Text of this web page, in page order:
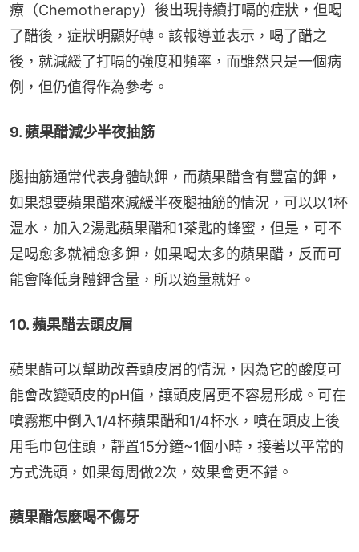
療（Chemotherapy）後出現持續打嗝的症狀，但喝
了醋後，症狀明顯好轉。該報導並表示，喝了醋之
後，就減緩了打嗝的強度和頻率，而雖然只是一個病
例，但仍值得作為參考。
9. 蘋果醋減少半夜抽筋
腿抽筋通常代表身體缺鉀，而蘋果醋含有豐富的鉀，
如果想要蘋果醋來減緩半夜腿抽筋的情況，可以以1杯
温水，加入2湯匙蘋果醋和1茶匙的蜂蜜，但是，可不
是喝愈多就補愈多鉀，如果喝太多的蘋果醋，反而可
能會降低身體鉀含量，所以適量就好。
10. 蘋果醋去頭皮屑
蘋果醋可以幫助改善頭皮屑的情況，因為它的酸度可
能會改變頭皮的pH值，讓頭皮屑更不容易形成。可在
噴霧瓶中倒入1/4杯蘋果醋和1/4杯水，噴在頭皮上後
用毛巾包住頭，靜置15分鐘~1個小時，接著以平常的
方式洗頭，如果每周做2次，效果會更不錯。
蘋果醋怎麼喝不傷牙